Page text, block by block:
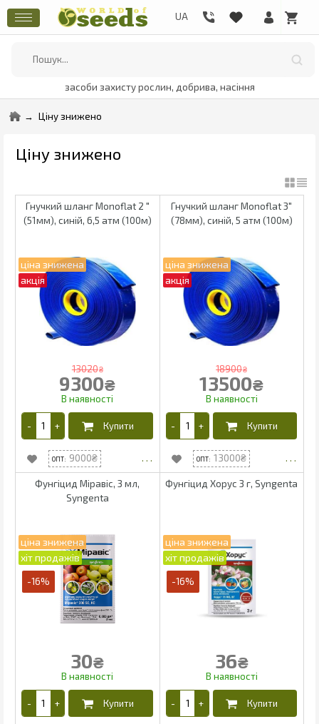
засоби захисту рослин, добрива, насіння
Ціну знижено
Ціну знижено
Гнучкий шланг Monoflat 2 "
(51мм), синій, 6,5 атм (100м)
13020₴
9300₴
9000
Гнучкий шланг Monoflat 3"
(78мм), синій, 5 атм (100м)
18900₴
13500₴
13000
Фунгіцид Міравіс, 3 мл,
Syngenta
-16%
30₴
Фунгіцид Хорус 3 г, Syngenta
-16%
36₴